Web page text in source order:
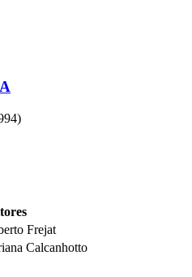
Frejat
Calcanhotto